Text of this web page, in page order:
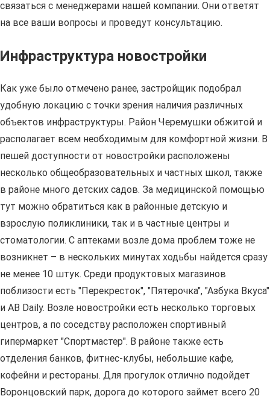
связаться с менеджерами нашей компании. Они ответят
на все ваши вопросы и проведут консультацию.
Инфраструктура новостройки
Как уже было отмечено ранее, застройщик подобрал
удобную локацию с точки зрения наличия различных
объектов инфраструктуры. Район Черемушки обжитой и
располагает всем необходимым для комфортной жизни. В
пешей доступности от новостройки расположены
несколько общеобразовательных и частных школ, также
в районе много детских садов. За медицинской помощью
тут можно обратиться как в районные детскую и
взрослую поликлиники, так и в частные центры и
стоматологии. С аптеками возле дома проблем тоже не
возникнет – в нескольких минутах ходьбы найдется сразу
не менее 10 штук. Среди продуктовых магазинов
поблизости есть "Перекресток", "Пятерочка", "Азбука Вкуса"
и АВ Daily. Возле новостройки есть несколько торговых
центров, а по соседству расположен спортивный
гипермаркет "Спортмастер". В районе также есть
отделения банков, фитнес-клубы, небольшие кафе,
кофейни и рестораны. Для прогулок отлично подойдет
Воронцовский парк, дорога до которого займет всего 20